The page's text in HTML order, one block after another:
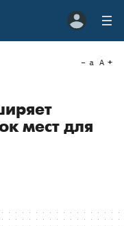
a A
мест для